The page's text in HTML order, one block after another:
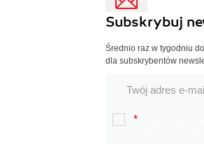
Subskrybuj
Średnio raz w tygodniu
dla subskrybentów
*